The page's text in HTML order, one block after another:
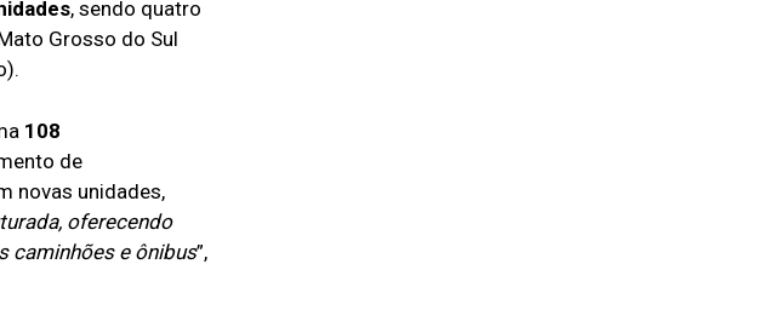
, sendo quatro
Grosso do Sul
108
de
novas unidades,
oferecendo
caminhões e ônibus”,